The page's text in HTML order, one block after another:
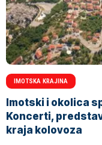
IMOTSKA KRAJINA
Imotski i okolica
Koncerti,
kraja kolovoza